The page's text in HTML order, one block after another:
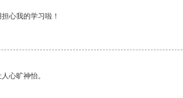
心我的学习啦！
心旷神怡。